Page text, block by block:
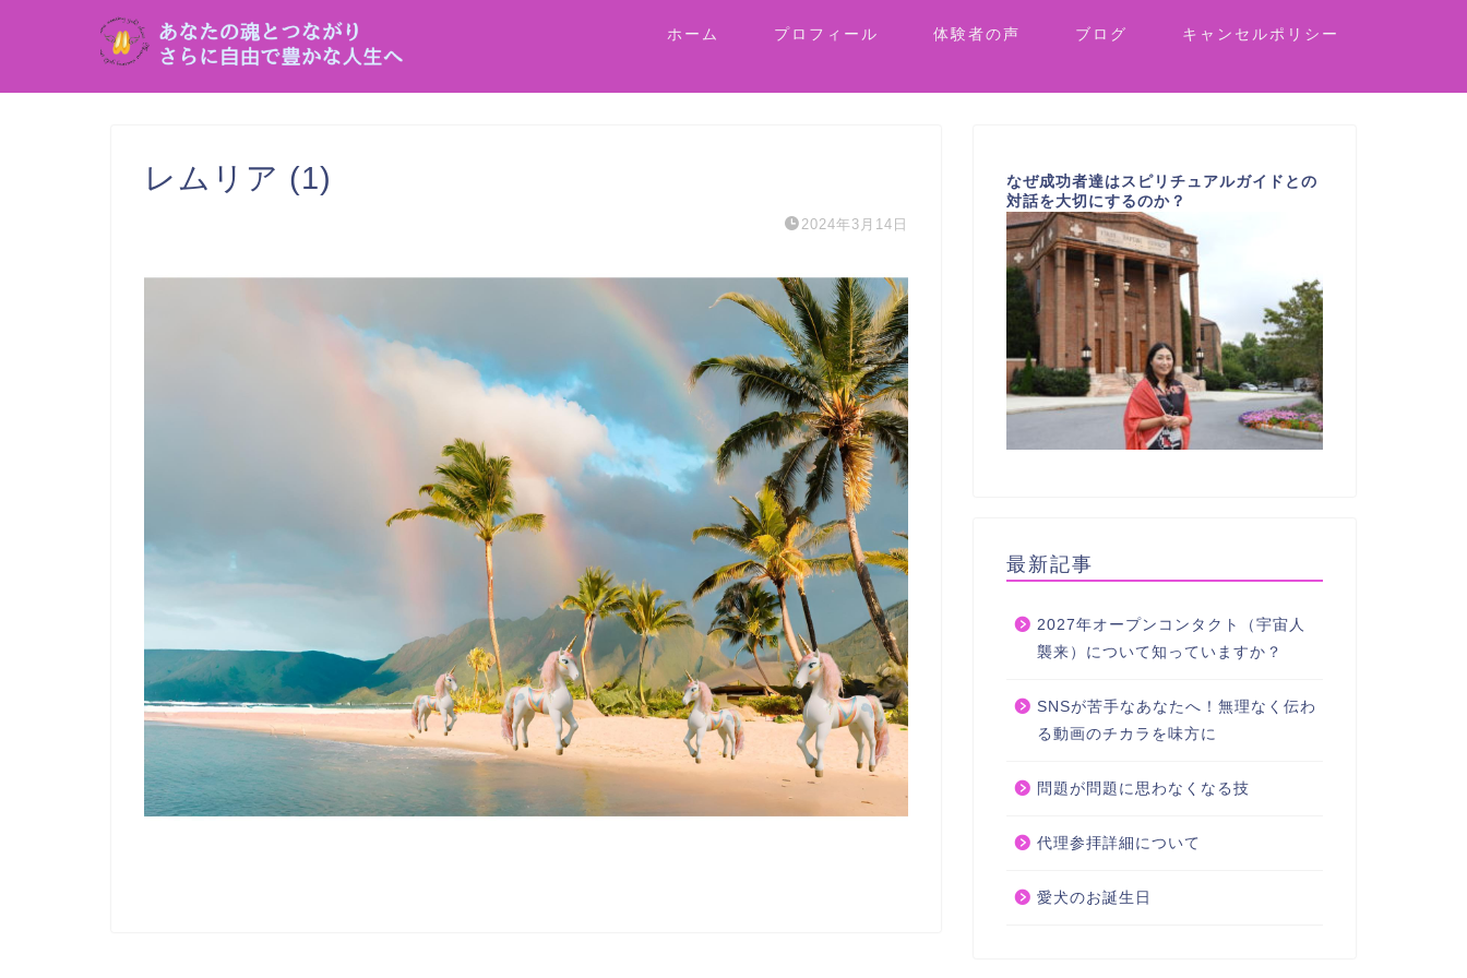
ホーム プロフィール 体験者の声 ブログ キャンセルポリシー
レムリア (1)
2024年3月14日
なぜ成功者達はスピリチュアルガイドとの
対話を大切にするのか？
最新記事
2027年オープンコンタクト（宇宙人
襲来）について知っていますか？
SNSが苦手なあなたへ！無理なく伝わ
る動画のチカラを味方に
問題が問題に思わなくなる技
代理参拝詳細について
愛犬のお誕生日